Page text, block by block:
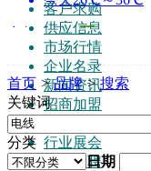
客户求购
供应信息
市场行情
企业名录
新闻资讯
招商加盟
行业展会
人才招聘
首页 > 品牌 > 搜索
关键词
分类
日期